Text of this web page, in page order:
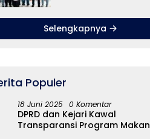
True Crime
Selengkapnya
Populer
18 Juni 2025 0 Komentar
DPRD dan Kejari Kawal
Transparansi Program Makan